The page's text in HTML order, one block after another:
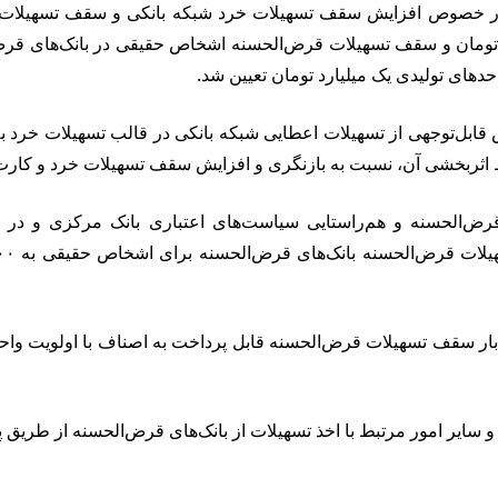
در خصوص افزایش سقف تسهیلات خرد شبکه بانکی و سقف
تولیدی یک میلیارد تومان تعیین شد.
قابل‌توجهی از تسهیلات اعطایی شبکه بانکی در قالب تسهیلات
به بازنگری و افزایش سقف تسهیلات خرد و کارت اعتباری به ۴۰۰ میلیون
و هم‌راستایی سیاست‌های اعتباری بانک مرکزی و
سقف تسهیلات قرض‌الحسنه قابل پرداخت به اصناف با اولویت
امور مرتبط با اخذ تسهیلات از بانک‌های قرض‌الحسنه از